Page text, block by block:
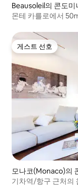
Beausoleil의 콘도미
몬테 카를로에서
게스트 선호
게스트 선호
모나코(Monaco)의
기차역/항구 근처의